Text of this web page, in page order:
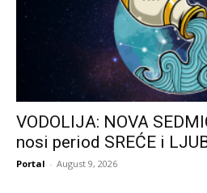
VODOLIJA: NOVA
nosi period SREĆE i
Portal - August 9, 2026